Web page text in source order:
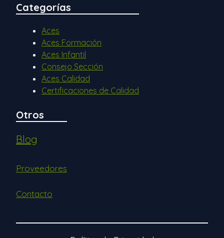
Categorías
Aces
Aces Formación
Aces Infantil
Consejo Sección
Aces Calidad
Certificaciones de Calidad
Otros
Blog
Proveedores
Contacto